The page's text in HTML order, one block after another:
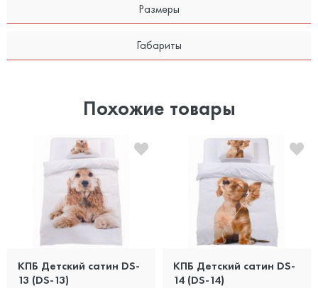
Размеры
Габариты
Похожие товары
КПБ Детский сатин DS-
13 (DS-13)
КПБ Детский сатин DS-
14 (DS-14)